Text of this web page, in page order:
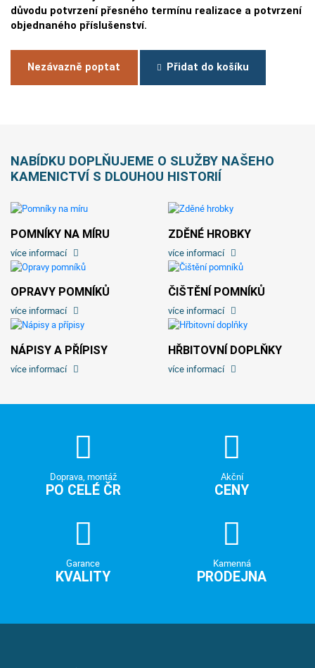
důvodu potvrzení přesného termínu realizace a potvrzení
objednaného příslušenství.
Nezávazně poptat Přidat do košíku
NABÍDKU DOPLŇUJEME O SLUŽBY NAŠEHO
KAMENICTVÍ S DLOUHOU HISTORIÍ
POMNÍKY NA MÍRU
více informací
ZDĚNÉ HROBKY
více informací
OPRAVY POMNÍKŮ
více informací
ČIŠTĚNÍ POMNÍKŮ
více informací
NÁPISY A PŘÍPISY
více informací
HŘBITOVNÍ DOPLŇKY
více informací
Doprava, montáž
PO CELÉ ČR
Akční
CENY
Garance
KVALITY
Kamenná
PRODEJNA